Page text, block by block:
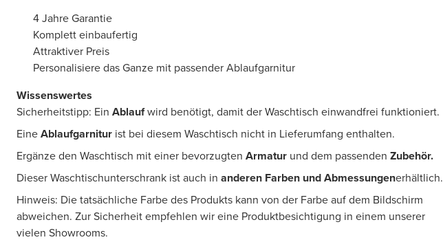
4 Jahre Garantie
Komplett einbaufertig
Attraktiver Preis
Personalisiere das Ganze mit passender Ablaufgarnitur
Wissenswertes
Sicherheitstipp: Ein Ablaufwird benötigt, damit der Waschtisch einwandfrei funktioniert.
EineAblaufgarnitur ist bei diesem Waschtisch nicht in Lieferumfang enthalten.
Ergänze den Waschtisch mit einer bevorzugten Armatur und dem passenden Zubehör.
Dieser Waschtischunterschrank ist auch in anderen Farben und Abmessungenerhältlich.
Hinweis: Die tatsächliche Farbe des Produkts kann von der Farbe auf dem Bildschirm
abweichen. Zur Sicherheit empfehlen wir eine Produktbesichtigung in einem unserer
vielen Showrooms.